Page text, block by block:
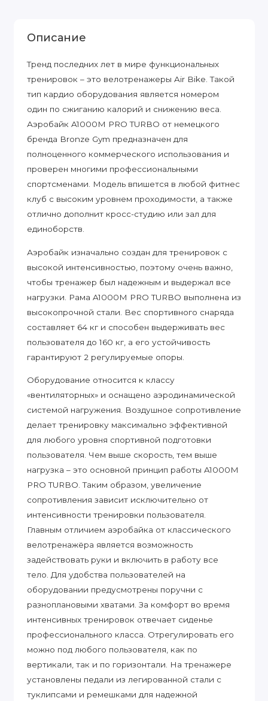
Описание
Тренд последних лет в мире функциональных
тренировок – это велотренажеры Air Bike. Такой
тип кардио оборудования является номером
один по сжиганию калорий и снижению веса.
Аэробайк A1000M PRO TURBO от немецкого
бренда Bronze Gym предназначен для
полноценного коммерческого использования и
проверен многими профессиональными
спортсменами. Модель впишется в любой фитнес
клуб с высоким уровнем проходимости, а также
отлично дополнит кросс-студию или зал для
единоборств.
Аэробайк изначально создан для тренировок с
высокой интенсивностью, поэтому очень важно,
чтобы тренажер был надежным и выдержал все
нагрузки. Рама A1000M PRO TURBO выполнена из
высокопрочной стали. Вес спортивного снаряда
составляет 64 кг и способен выдерживать вес
пользователя до 160 кг, а его устойчивость
гарантируют 2 регулируемые опоры.
Оборудование относится к классу
«вентиляторных» и оснащено аэродинамической
системой нагружения. Воздушное сопротивление
делает тренировку максимально эффективной
для любого уровня спортивной подготовки
пользователя. Чем выше скорость, тем выше
нагрузка – это основной принцип работы A1000M
PRO TURBO. Таким образом, увеличение
сопротивления зависит исключительно от
интенсивности тренировки пользователя.
Главным отличием аэробайка от классического
велотренажёра является возможность
задействовать руки и включить в работу все
тело. Для удобства пользователей на
оборудовании предусмотрены поручни с
разноплановыми хватами. За комфорт во время
интенсивных тренировок отвечает сиденье
профессионального класса. Отрегулировать его
можно под любого пользователя, как по
вертикали, так и по горизонтали. На тренажере
установлены педали из легированной стали с
туклипсами и ремешками для надежной